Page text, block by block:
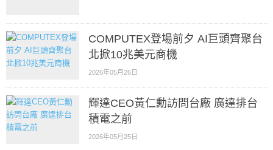
COMPUTEX登場前夕 AI巨頭齊聚台
北掀10兆美元商機
2026年05月26日
輝達CEO黃仁勳訪問台廠 廣達排台
積電之前
2026年05月25日